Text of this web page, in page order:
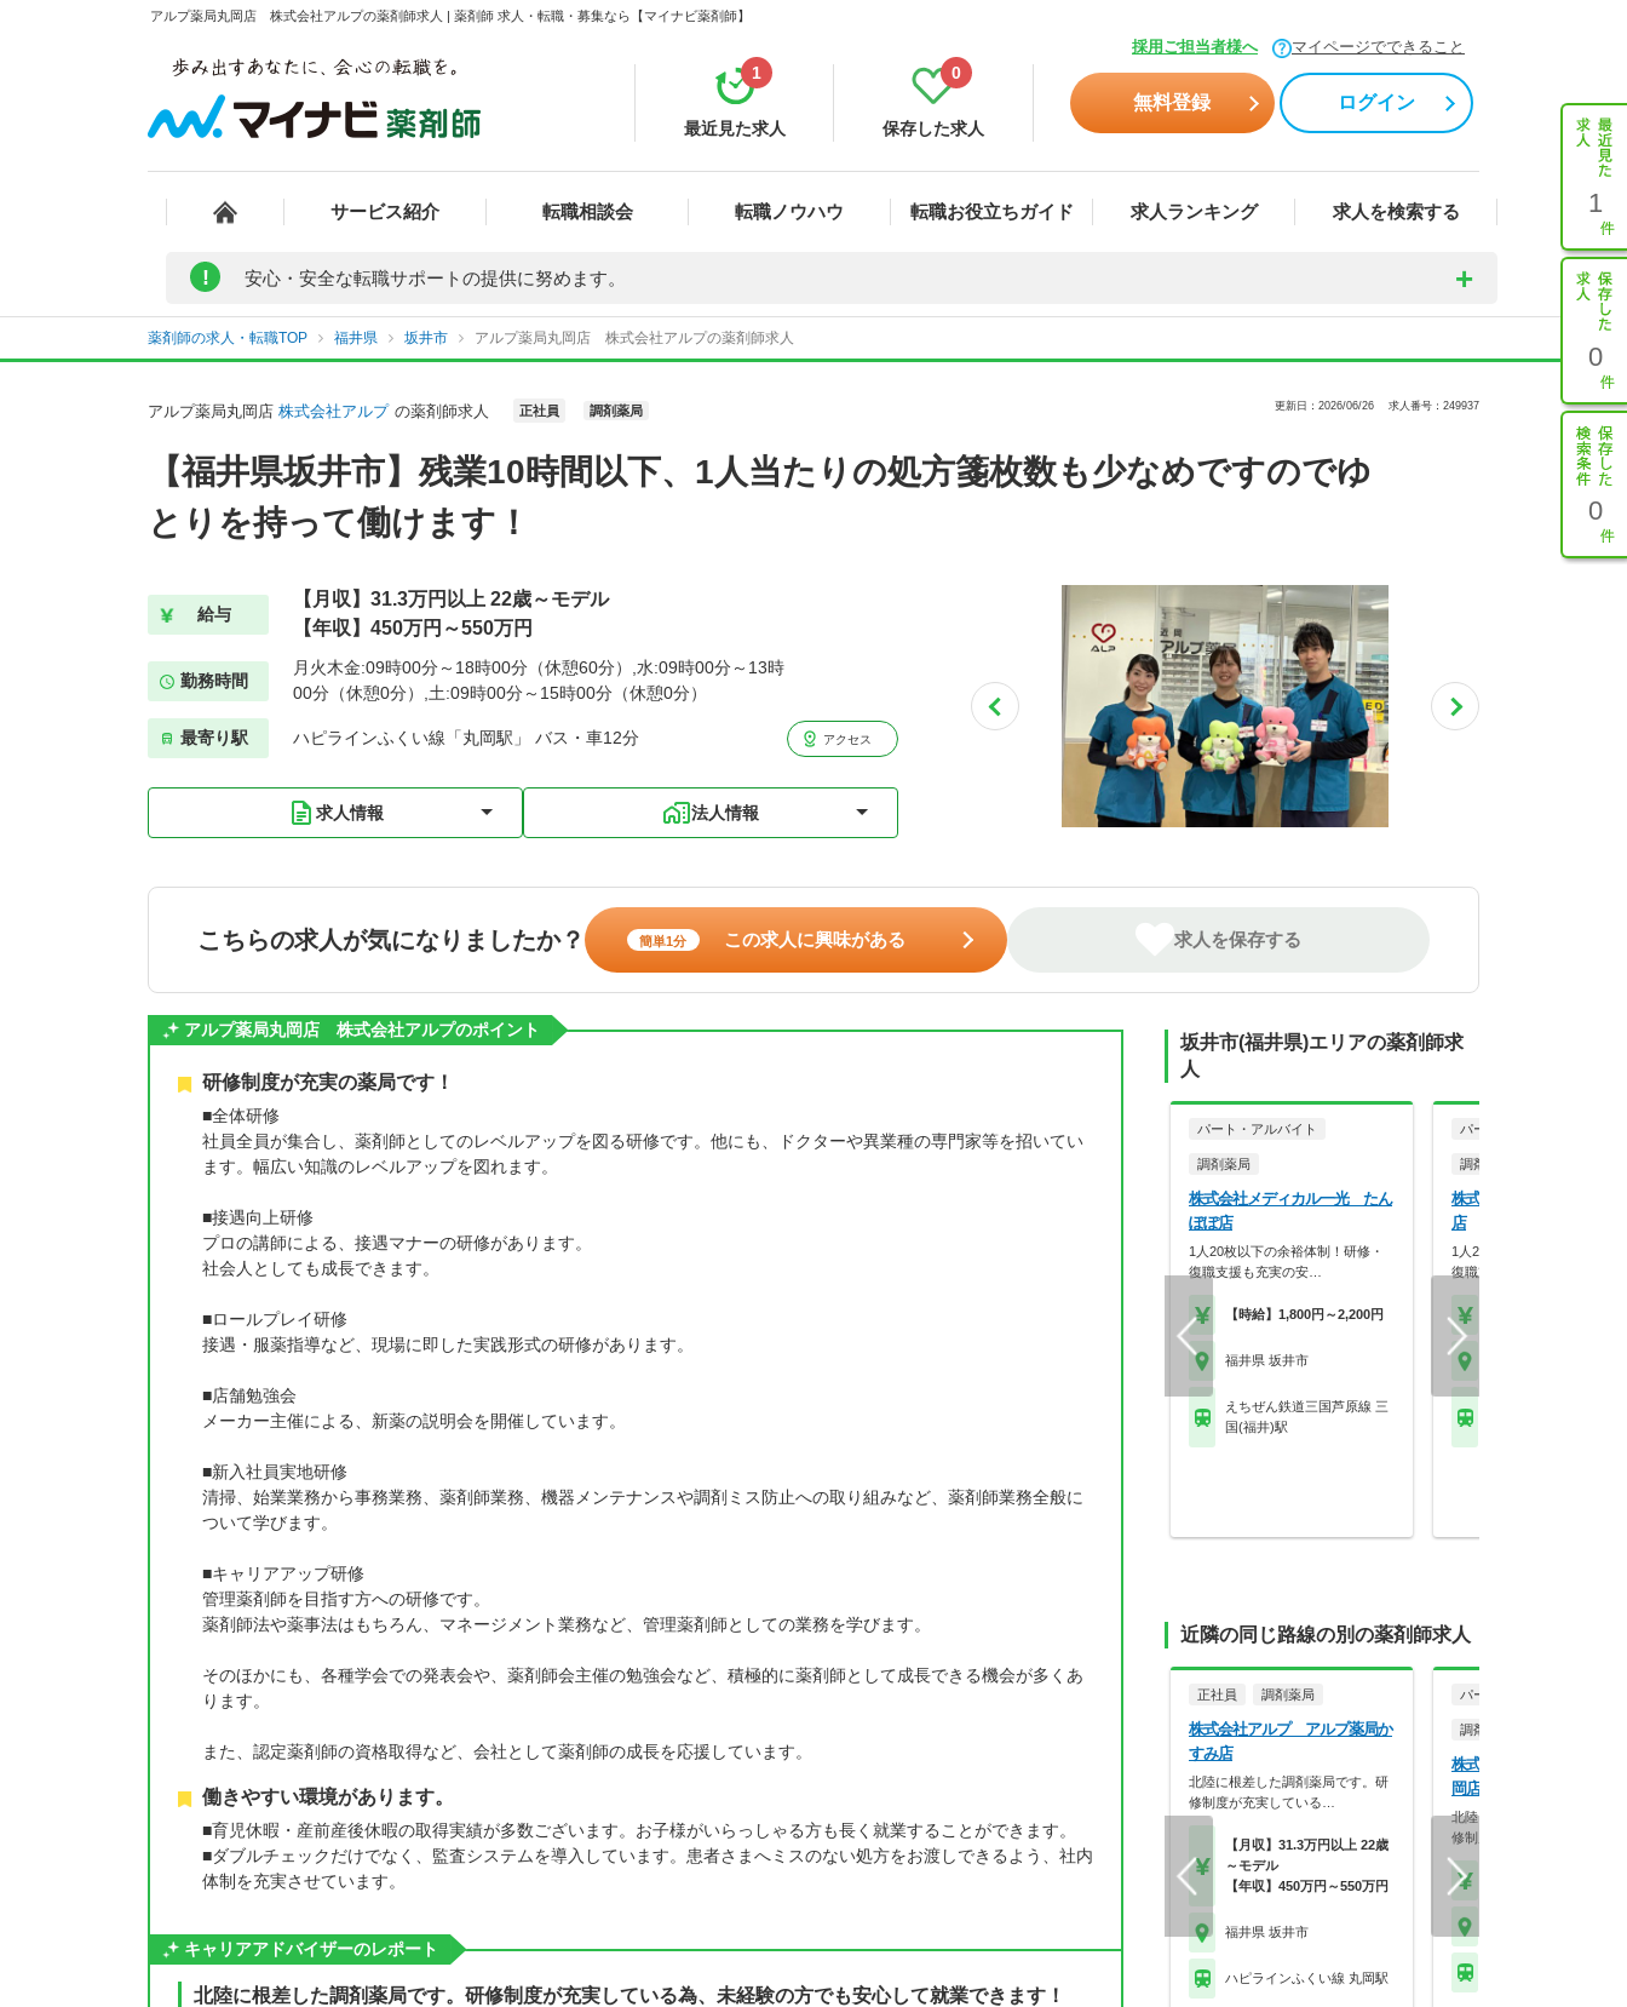
アルプ薬局丸岡店 株式会社アルプの薬剤師求人 | 薬剤師 求人・転職・募集なら【マイナビ薬剤師】
採用ご担当者様へ マイページでできること
最近見た求人
1
保存した求人
0
無料登録 ログイン
サービス紹介 転職相談会 転職ノウハウ 転職お役立ちガイド 求人ランキング 求人を検索する 1
0
0
! 安心・安全な転職サポートの提供に努めます。
薬剤師の求人・転職TOP 福井県 坂井市 アルプ薬局丸岡店 株式会社アルプの薬剤師求人
アルプ薬局丸岡店 株式会社アルプ の薬剤師求人 正社員 調剤薬局 更新日：2026/06/26 求人番号：249937
【福井県坂井市】残業10時間以下、1人当たりの処方箋枚数も少なめですのでゆ
とりを持って働けます！
給与
【月収】31.3万円以上 22歳～モデル
【年収】450万円～550万円
勤務時間
月火木金:09時00分～18時00分（休憩60分）,水:09時00分～13時
00分（休憩0分）,土:09時00分～15時00分（休憩0分）
最寄り駅 ハピラインふくい線「丸岡駅」 バス・車12分 アクセス
求人情報 法人情報
こちらの求人が気になりましたか？ 簡単1分 この求人に興味がある 求人を保存する
アルプ薬局丸岡店 株式会社アルプのポイント
研修制度が充実の薬局です！
■全体研修
社員全員が集合し、薬剤師としてのレベルアップを図る研修です。他にも、ドクターや異業種の専門家等を招いてい
ます。幅広い知識のレベルアップを図れます。
■接遇向上研修
プロの講師による、接遇マナーの研修があります。
社会人としても成長できます。
■ロールプレイ研修
接遇・服薬指導など、現場に即した実践形式の研修があります。
■店舗勉強会
メーカー主催による、新薬の説明会を開催しています。
■新入社員実地研修
清掃、始業業務から事務業務、薬剤師業務、機器メンテナンスや調剤ミス防止への取り組みなど、薬剤師業務全般に
ついて学びます。
■キャリアアップ研修
管理薬剤師を目指す方への研修です。
薬剤師法や薬事法はもちろん、マネージメント業務など、管理薬剤師としての業務を学びます。
そのほかにも、各種学会での発表会や、薬剤師会主催の勉強会など、積極的に薬剤師として成長できる機会が多くあ
ります。
また、認定薬剤師の資格取得など、会社として薬剤師の成長を応援しています。
働きやすい環境があります。
■育児休暇・産前産後休暇の取得実績が多数ございます。お子様がいらっしゃる方も長く就業することができます。
■ダブルチェックだけでなく、監査システムを導入しています。患者さまへミスのない処方をお渡しできるよう、社内
体制を充実させています。
キャリアアドバイザーのレポート
北陸に根差した調剤薬局です。研修制度が充実している為、未経験の方でも安心して就業できます！
坂井市(福井県)エリアの薬剤師求
人
パート・アルバイト
調剤薬局
株式会社メディカル一光 たん
ぽぽ店
1人20枚以下の余裕体制！研修・
復職支援も充実の安…
【時給】1,800円～2,200円
福井県 坂井市
えちぜん鉄道三国芦原線 三
国(福井)駅
パート・アルバイト
調剤薬局
株式会社メディカル一光
店
1人20枚以下の余裕体制！研
復職支援も充実の安…
近隣の同じ路線の別の薬剤師求人
正社員 調剤薬局
株式会社アルプ アルプ薬局か
すみ店
北陸に根差した調剤薬局です。研
修制度が充実している…
【月収】31.3万円以上 22歳
～モデル
【年収】450万円～550万円
福井県 坂井市
ハピラインふくい線 丸岡駅
パート・アルバイト
調剤薬局
株式会社アルプ アルプ
岡店
北陸に根差した調剤薬局です
修制度が充実している…